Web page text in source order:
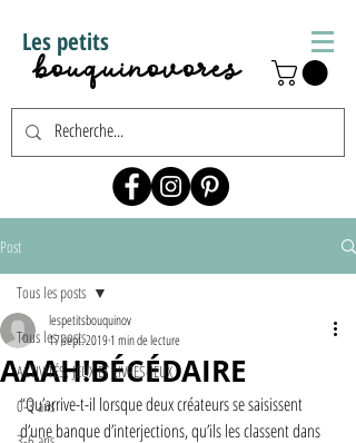
Les petits
bouquinovores
Post
Tous les posts
ACTIVITÉS, JEUX ET LIVRES-JEUX
0-3 ans
Tous les posts
AAAH!BÉCÉDAIRE
lespetitsbouquinov
17 sept. 20191 min de lecture
“Qu’arrive-t-il lorsque deux créateurs se saisissent
d’une banque d’interjections, qu’ils les classent dans